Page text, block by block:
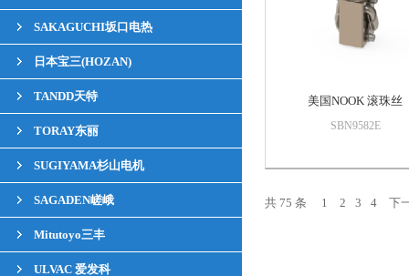
SAKAGUCHI坂口电热
日本宝三(HOZAN)
TANDD天特
TORAY东丽
SUGIYAMA杉山电机
SAGADEN嵯峨
Mitutoyo三丰
ULVAC 爱发科
美国NOOK 滚珠丝
SBN9582E
共 75 条 1 2 3 4 下